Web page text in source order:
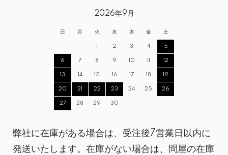
2026年9月
日 月 火 水 木 金 土
1 2 3 4 5
6 7 8 9 10 11 12
13 14 15 16 17 18 19
20 21 22 23 24 25 26
27 28 29 30
弊社に在庫がある場合は、受注後7営業日以内に
発送いたします。在庫がない場合は、問屋の在庫